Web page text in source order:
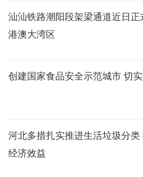
汕汕铁路潮阳段架梁通道近日
港澳大湾区
创建国家食品安全示范城市 切
河北多措扎实推进生活垃圾分
经济效益